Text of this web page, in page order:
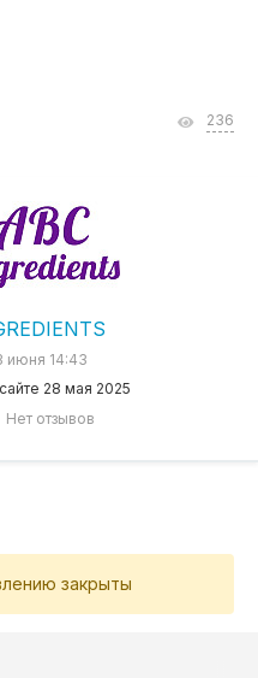
236
июня 14:43
28 мая 2025
Нет отзывов
закрыты